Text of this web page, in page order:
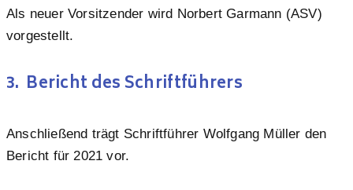
Als neuer Vorsitzender wird Norbert Garmann (ASV)
vorgestellt.
3. Bericht des Schriftführers
Anschließend trägt Schriftführer Wolfgang Müller den
Bericht für 2021 vor.